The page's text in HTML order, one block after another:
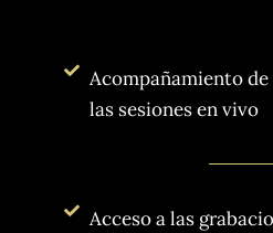
Acompañamiento de
las sesiones en vivo
Acceso a las